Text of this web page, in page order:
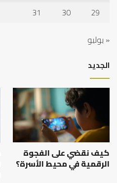
29
30
31
« يوليو
الجديد
كيف نقضي على الفجوة
الرقمية في محيط الأسرة؟